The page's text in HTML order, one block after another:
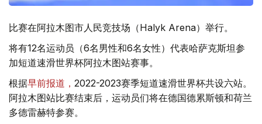
比赛在阿拉木图市人民竞技场（Halyk Arena）举行。
将有12名运动员（6名男性和6名女性）代表哈萨克斯坦参
加短道速滑世界杯阿拉木图站赛事。
根据早前报道， 2022-2023赛季短道速滑世界杯共设六站。
阿拉木图站比赛结束后，运动员们将在德国德累斯顿和荷兰
多德雷赫特参赛。